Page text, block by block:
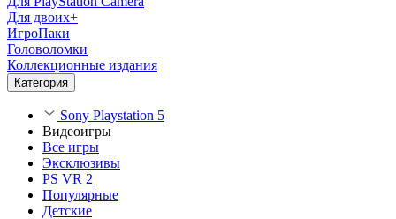
Для двоих+
ИгроПаки
Головоломки
Коллекционные издания
Категория
Sony Playstation 5
Видеоигры
Все игры
Эксклюзивы
PS VR 2
Популярные
Детские